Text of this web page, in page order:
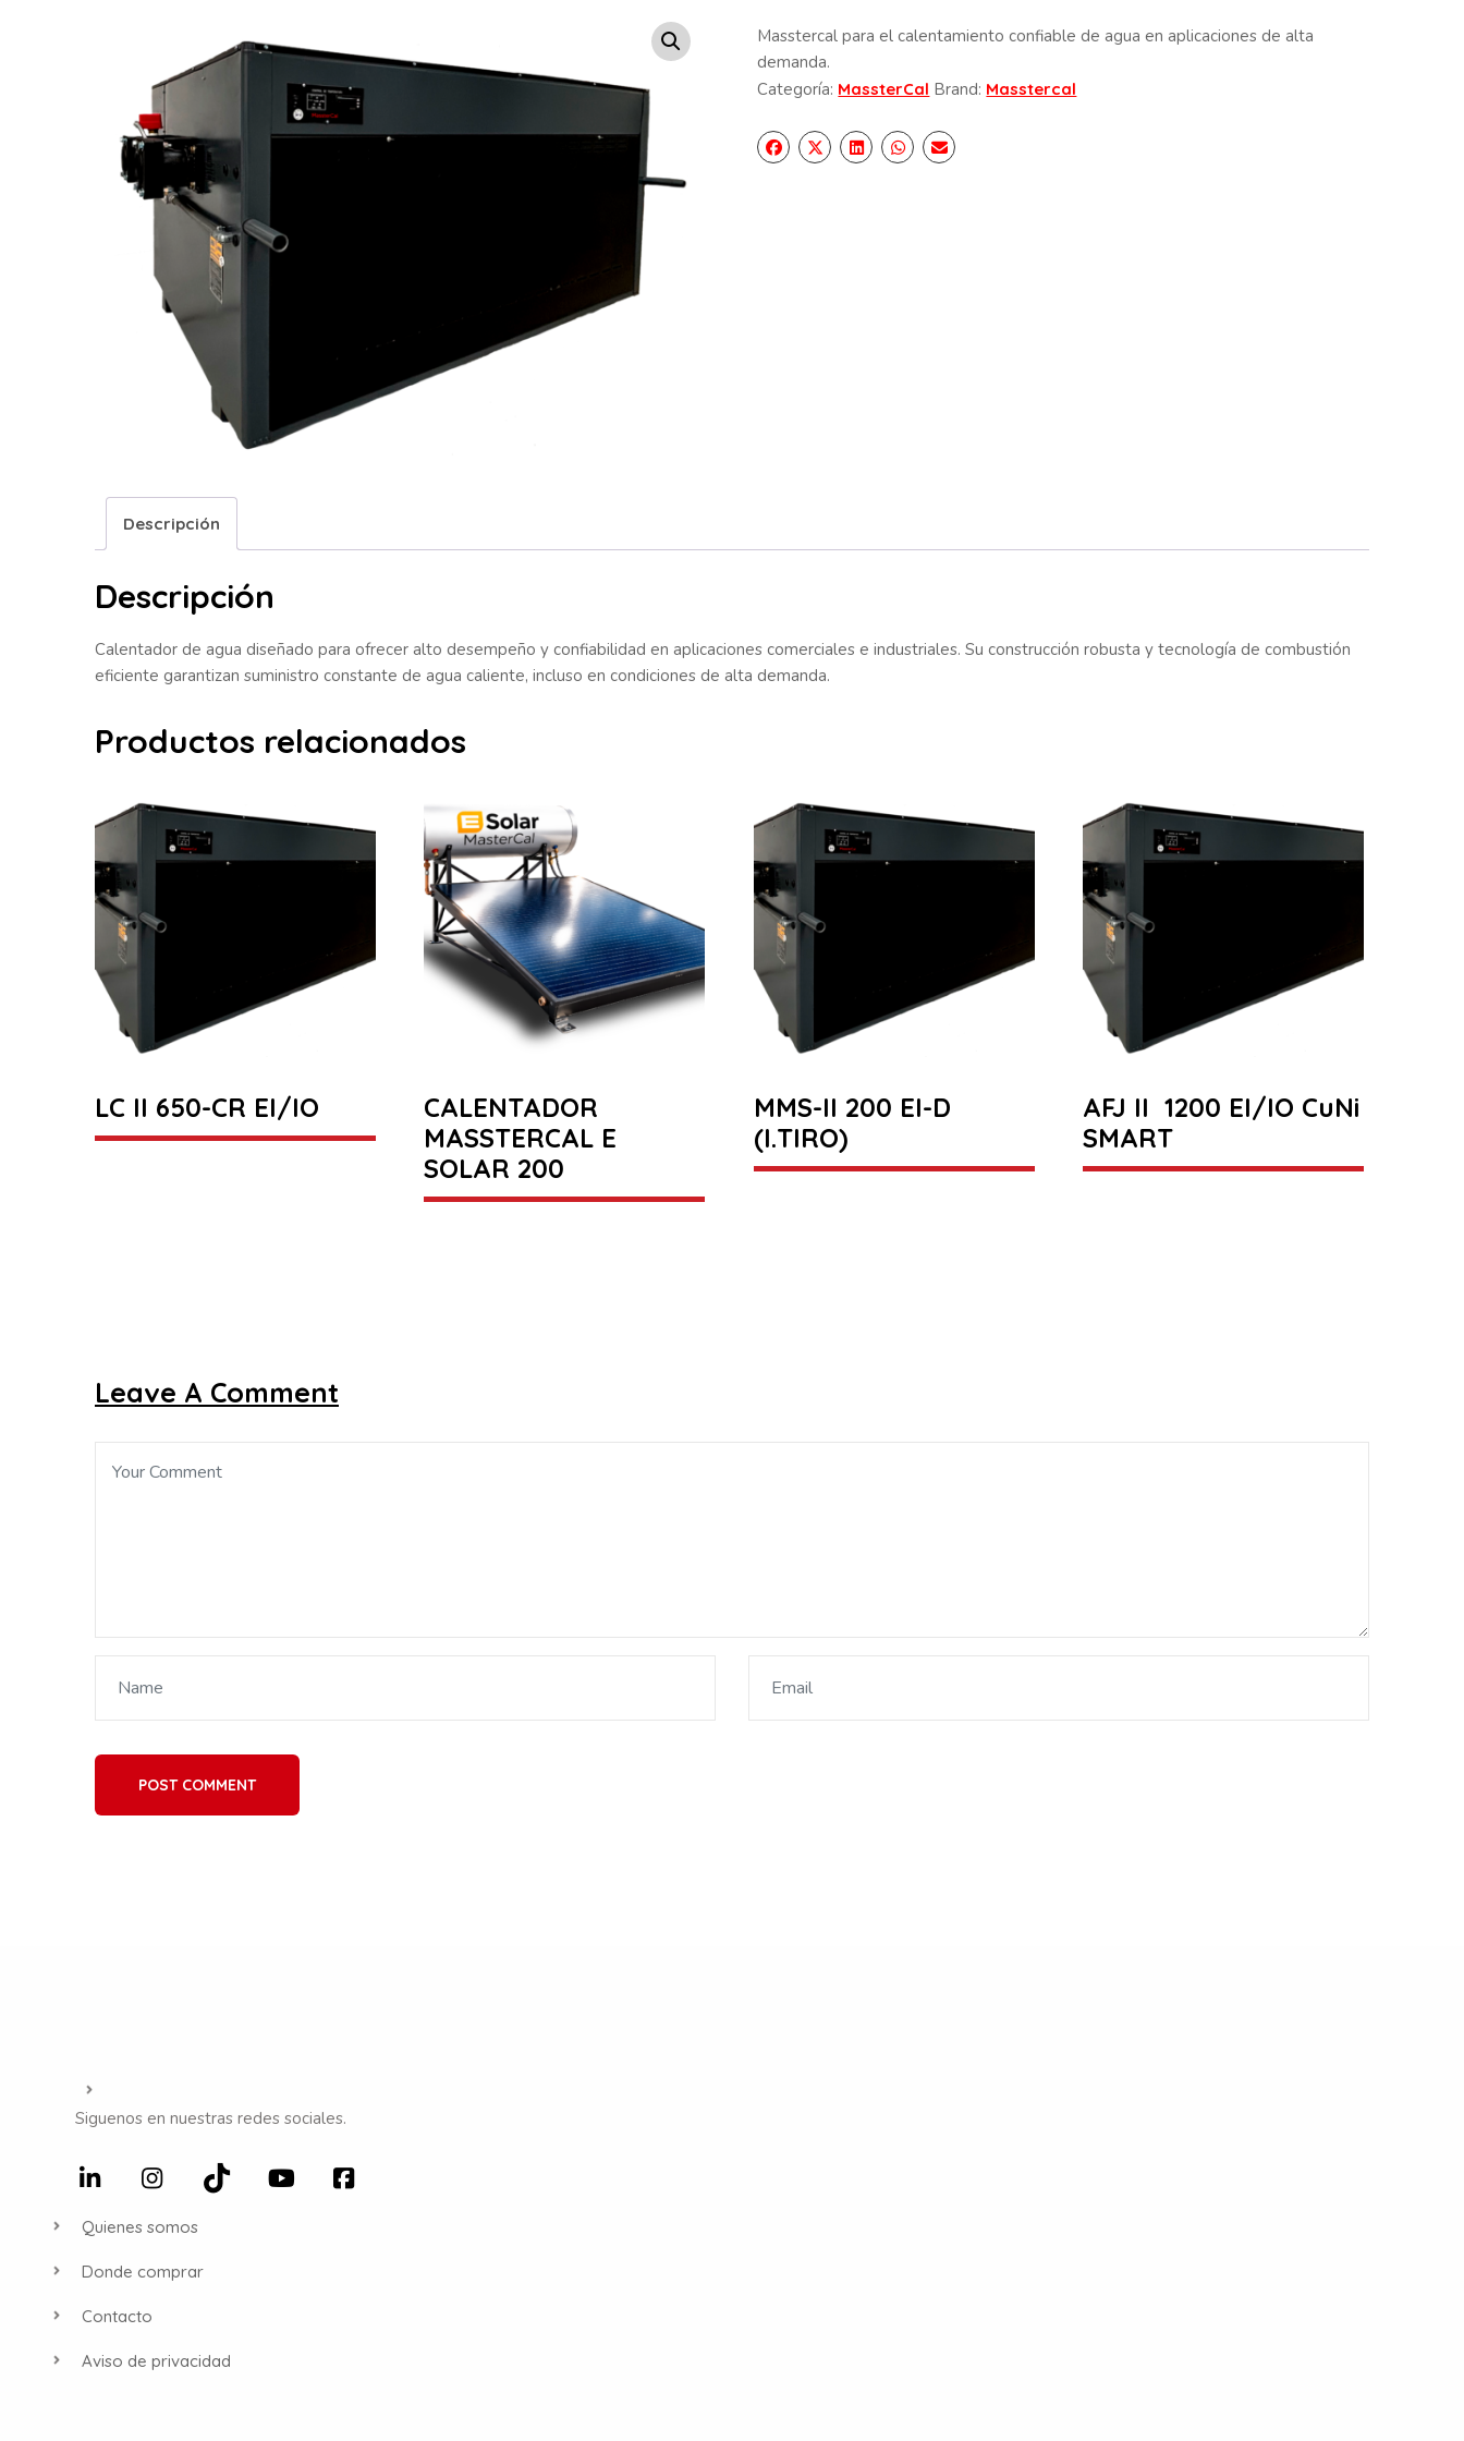
Masstercal para el calentamiento confiable de agua en aplicaciones de alta
demanda.
Categoría: MassterCal Brand: Masstercal
Descripción
Descripción
Calentador de agua diseñado para ofrecer alto desempeño y confiabilidad en aplicaciones comerciales e industriales. Su construcción robusta y tecnología de combustión
eficiente garantizan suministro constante de agua caliente, incluso en condiciones de alta demanda.
Productos relacionados
LC II 650-CR EI/IO
CALENTADOR
MASSTERCAL E
SOLAR 200
MMS-II 200 EI-D
(I.TIRO)
AFJ II 1200 EI/IO CuNi
SMART
Leave A Comment
POST COMMENT
Siguenos en nuestras redes sociales.
Quienes somos
Donde comprar
Contacto
Aviso de privacidad